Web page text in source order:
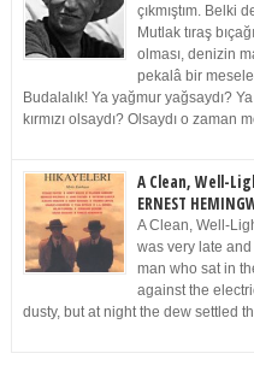
çıkmıştım. Belki
Mutlak tıraş
olması, denizin
pekalâ bir
Budalalık! Ya yağmur yağsaydı?
kırmızı olsaydı? Olsaydı o
A Clean, Well-
ERNEST
A Clean, Well-
was very late
man who sat in
against the
dusty, but at night the dew settled